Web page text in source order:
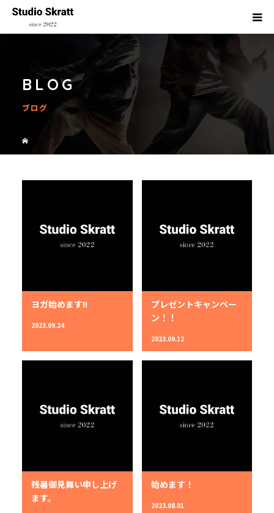
BLOG
ブログ
ヨガ始めます!!
2023.09.24
プレゼントキャンペー
ン！！
2023.09.12
残暑御見舞い申し上げ
ます。
始めます！
2023.08.01